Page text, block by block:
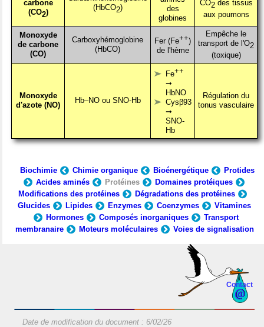
carbone
(CO2)
(HbCO2)
des
globines
CO2des tissus
aux poumons
Monoxyde
de carbone
(CO)
Carboxyhémoglobine
(HbCO)
Fer (Fe++)
de l'hème
Empêche le
transport de l'O2
(toxique)
Monoxyde
d'azote (NO)
Hb–NO ou SNO-Hb
Fe++
➞
HbNO
Cysβ93
➞
SNO-
Hb
Régulation du
tonus vasculaire
Biochimie Chimie organique Bioénergétique
Protides
Acides aminés
Protéines
Domaines protéiques
Modifications des protéines
Dégradations des protéines
Glucides
Lipides Enzymes Coenzymes
Vitamines
Hormones
Composés inorganiques
Transport
membranaire
Moteurs moléculaires Voies de signalisation
Contact
Date de modification du document : 6/02/26